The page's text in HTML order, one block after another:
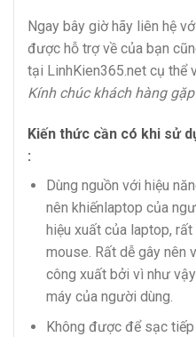
Ngay bây giờ hãy liên hệ
được hỗ trợ về của bạn
tại LinhKien365.net cụ thể
Kính chúc khách hàng
Kiến thức cần có khi sử
:
Dùng nguồn với hiệu
nên khiếnlaptop của
hiệu xuất của laptop,
mouse. Rất dễ gây nên
công xuất bởi vì như
máy của người dùng.
Không được để sạc